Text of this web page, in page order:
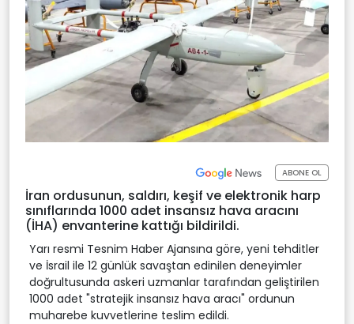
ABONE OL
İran ordusunun, saldırı, keşif ve elektronik harp
sınıflarında 1000 adet insansız hava aracını
(İHA) envanterine kattığı bildirildi.
Yarı resmi Tesnim Haber Ajansına göre, yeni tehditler
ve İsrail ile 12 günlük savaştan edinilen deneyimler
doğrultusunda askeri uzmanlar tarafından geliştirilen
1000 adet "stratejik insansız hava aracı" ordunun
muharebe kuvvetlerine teslim edildi.